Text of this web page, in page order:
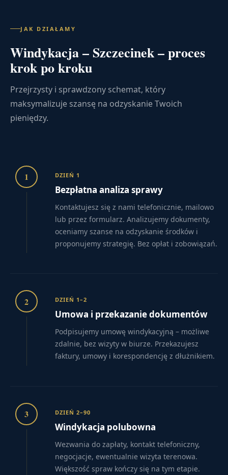
JAK DZIAŁAMY
Windykacja – Szczecinek – proces
krok po kroku
Przejrzysty i sprawdzony schemat, który
maksymalizuje szansę na odzyskanie Twoich
pieniędzy.
1 DZIEŃ 1
Bezpłatna analiza sprawy
Kontaktujesz się z nami telefonicznie, mailowo
lub przez formularz. Analizujemy dokumenty,
oceniamy szanse na odzyskanie środków i
proponujemy strategię. Bez opłat i zobowiązań.
2 DZIEŃ 1–2
Umowa i przekazanie dokumentów
Podpisujemy umowę windykacyjną – możliwe
zdalnie, bez wizyty w biurze. Przekazujesz
faktury, umowy i korespondencję z dłużnikiem.
3 DZIEŃ 2–90
Windykacja polubowna
Wezwania do zapłaty, kontakt telefoniczny,
negocjacje, ewentualnie wizyta terenowa.
Większość spraw kończy się na tym etapie.